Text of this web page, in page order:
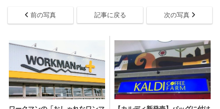
前の写真 記事に戻る 次の写真